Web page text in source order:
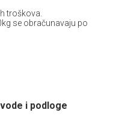
troškova.
se obračunavaju po
i podloge